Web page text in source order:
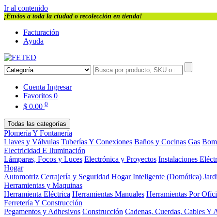
Ir al contenido
¡Envios a toda la ciudad o recolección en tienda!
Facturación
Ayuda
Cuenta Ingresar
Favoritos 0
$ 0.00 0
Todas las categorías
Plomería Y Fontanería
Llaves y Válvulas Tuberías Y Conexiones Baños y Cocinas Gas
Electricidad E Iluminación
Lámparas, Focos y Luces Electrónica y Proyectos Instalaciones
Hogar
Automotriz Cerrajería y Seguridad Hogar Inteligente (Domótica)
Herramientas y Maquinas
Herramienta Eléctrica Herramientas Manuales Herramientas Por
Ferretería Y Construcción
Pegamentos y Adhesivos Construcción Cadenas, Cuerdas, Cables Y